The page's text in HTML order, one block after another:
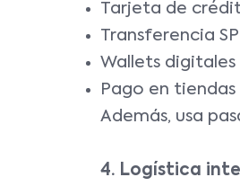
Tarjeta de
Transferencia
Wallets digitales
Pago en
Además, usa
4. Logística